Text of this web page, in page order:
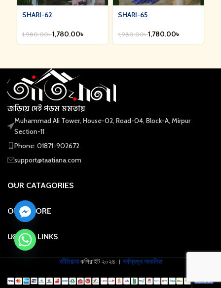
SHARI-62
1,980.00৳1,780.00৳
SHARI-65
1,980.00৳1,780.00৳
জড়িয়ে দেই পড়ম মমতায়
Muhammad Ali Tower, House-02, Road-04, Block-A, Mirpur
Section-11
Phone: 01871-902672
support@taatiana.com
OUR CATAGORIES
OUR STORE
USEFUL LINKS
তাঁতিয়ানাকপিরাইট২০২৪ । সর্বস্বত্ব সংকলিত